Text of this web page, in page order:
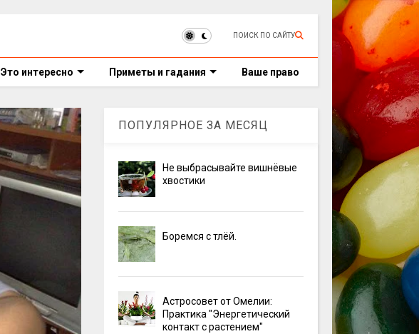
ПОИСК ПО САЙТУ
Это интересно Приметы и гадания Ваше право
ПОПУЛЯРНОЕ ЗА МЕСЯЦ
Не выбрасывайте вишнёвые
хвостики
Боремся с тлёй.
Астросовет от Омелии:
Практика "Энергетический
контакт с растением"